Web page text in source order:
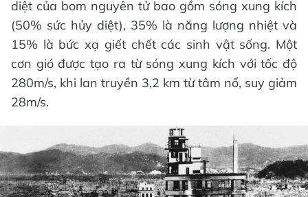
diệt của bom nguyên tử bao gồm sóng xung kích
(50% sức hủy diệt), 35% là năng lượng nhiệt và
15% là bức xạ giết chết các sinh vật sống. Một
cơn gió được tạo ra từ sóng xung kích với tốc độ
280m/s, khi lan truyền 3,2 km từ tâm nổ, suy giảm
28m/s.